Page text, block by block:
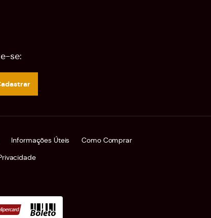
se:
Informações Úteis
Como Comprar